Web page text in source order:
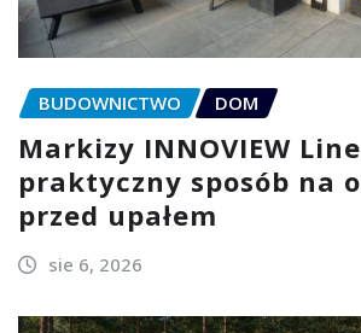
BUDOWNICTWO DOM
Markizy INNOVIEW
praktyczny sposób na
przed upałem
sie 6, 2026